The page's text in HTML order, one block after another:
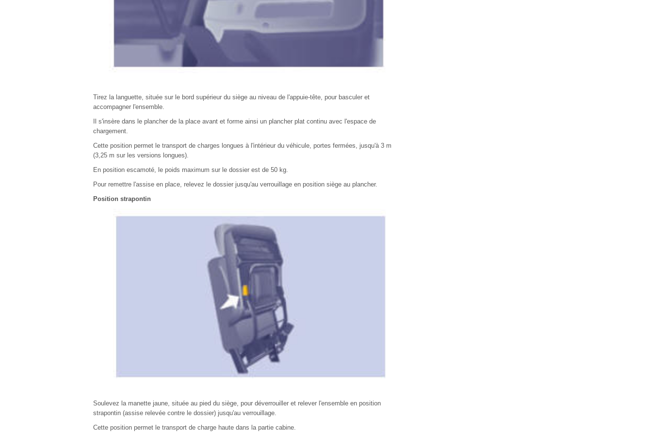
Tirez la languette, située sur le bord supérieur du siège au niveau de l'appuie-tête, pour basculer et
accompagner l'ensemble.
Il s'insère dans le plancher de la place avant et forme ainsi un plancher plat continu avec l'espace de
chargement.
Cette position permet le transport de charges longues à l'intérieur du véhicule, portes fermées, jusqu'à 3 m
(3,25 m sur les versions longues).
En position escamoté, le poids maximum sur le dossier est de 50 kg.
Pour remettre l'assise en place, relevez le dossier jusqu'au verrouillage en position siège au plancher.
Position strapontin
Soulevez la manette jaune, située au pied du siège, pour déverrouiller et relever l'ensemble en position
strapontin (assise relevée contre le dossier) jusqu'au verrouillage.
Cette position permet le transport de charge haute dans la partie cabine.